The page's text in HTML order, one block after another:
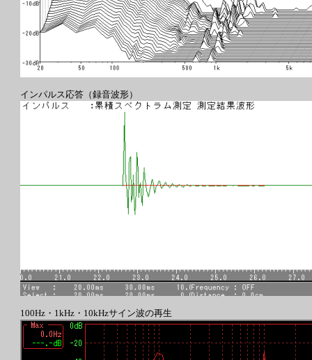
インパルス応答（録音波形）
100Hz・1kHz・10kHzサイン波の再生